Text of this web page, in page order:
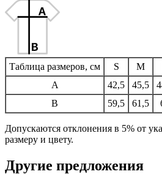
Таблица размеров, см S M
A
42,5 45,5
B
59,5 61,5
Допускаются отклонения в 5% от
размеру и цвету.
Другие предложения